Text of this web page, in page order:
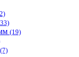
(19)
(7)